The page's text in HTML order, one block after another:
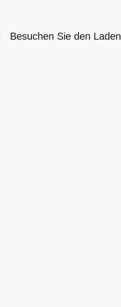
Besuchen Sie den Laden